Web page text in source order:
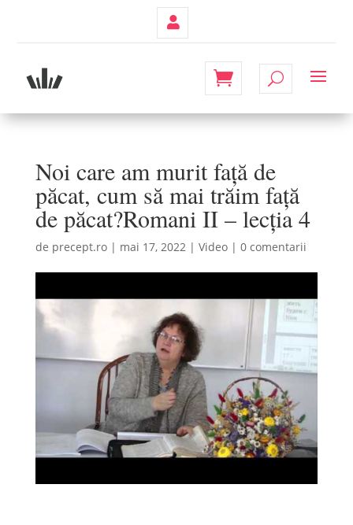
Noi care am murit față de
păcat, cum să mai trăim față
de păcat?Romani II – lecția 4
de precept.ro| mai 17, 2022| Video| 0 comentarii